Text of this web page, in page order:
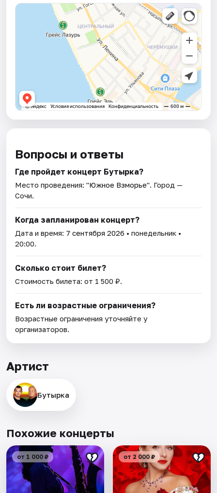
Вопросы и ответы
Где пройдет концерт Бутырка?
Место проведения:"Южное Взморье". Город —
Сочи.
Когда запланирован концерт?
Дата и время: 7 сентября 2026 • понедельник •
20:00.
Сколько стоит билет?
Стоимость билета: от 1 500 ₽.
Есть ли возрастные ограничения?
Возрастные ограничения уточняйте у
организаторов.
Артист
Бутырка
Похожие концерты
от 1 000 ₽ от 2 000 ₽